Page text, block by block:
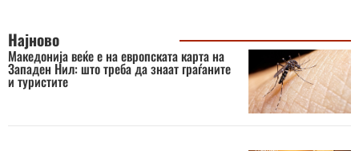
Најново
Македонија веќе е на европската карта на
Западен Нил: што треба да знаат граѓаните
и туристите